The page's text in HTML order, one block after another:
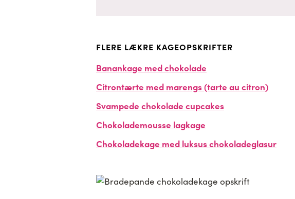
FLERE LÆKRE KAGEOPSKRIFTER
Banankage med chokolade
Citrontærte med marengs (tarte au citron)
Svampede chokolade cupcakes
Chokolademousse lagkage
Chokoladekage med luksus chokoladeglasur